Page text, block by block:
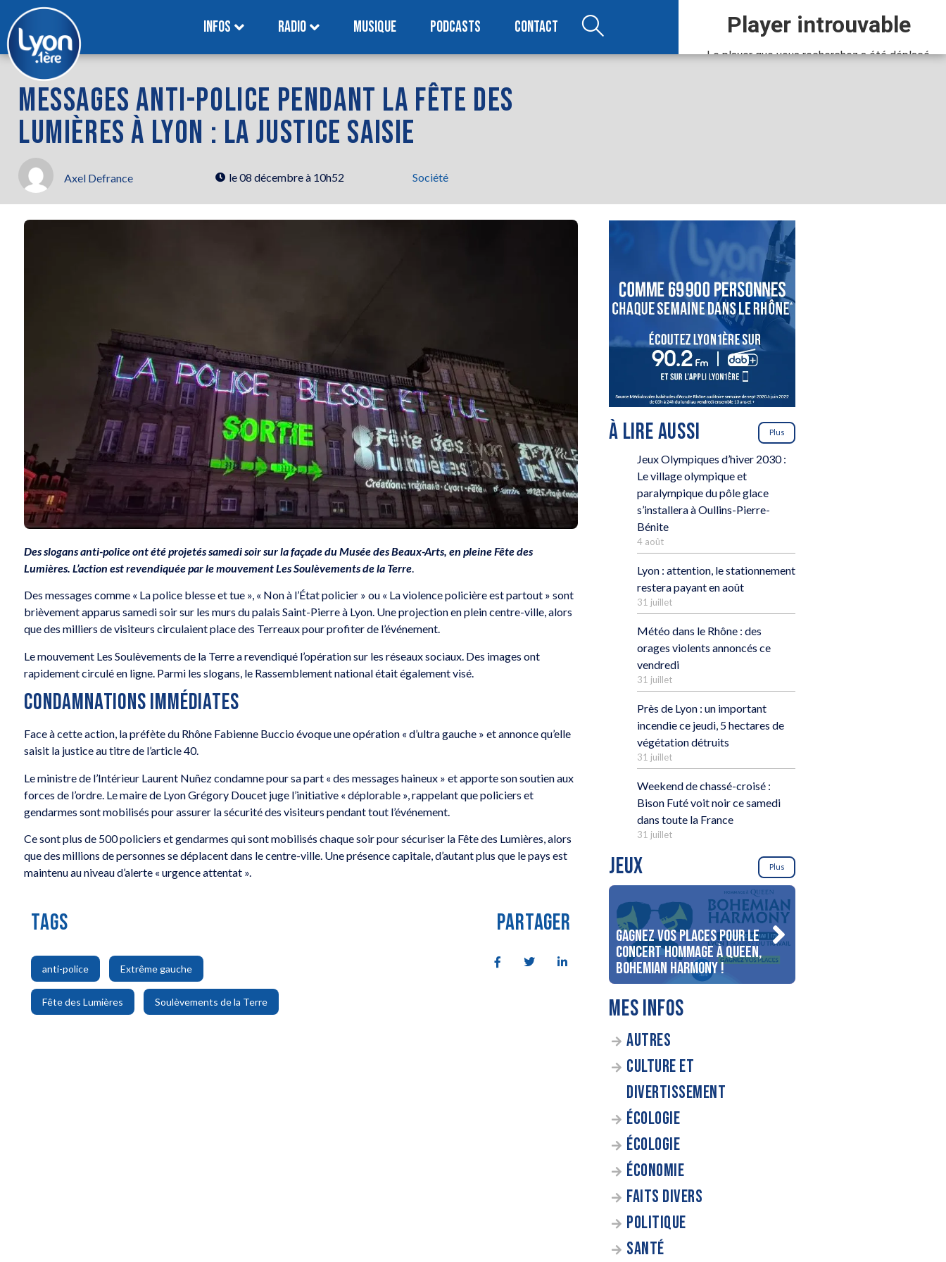
INFOS RADIO MUSIQUE PODCASTS CONTACT
MESSAGES ANTI-POLICE PENDANT LA FÊTE DES
LUMIÈRES À LYON : LA JUSTICE SAISIE
Axel Defrance le08 décembre à 10h52 Société
Des slogans anti-police ont été projetés samedi soir sur la façade du Musée des Beaux-Arts, en pleine Fête des
Lumières. L’action est revendiquée par le mouvement Les Soulèvements de la Terre.
Des messages comme « La police blesse et tue », « Non à l’État policier » ou « La violence policière est partout » sont
brièvement apparus samedi soir sur les murs du palais Saint-Pierre à Lyon. Une projection en plein centre-ville, alors
que des milliers de visiteurs circulaient place des Terreaux pour profiter de l’événement.
Le mouvement Les Soulèvements de la Terre a revendiqué l’opération sur les réseaux sociaux. Des images ont
rapidement circulé en ligne. Parmi les slogans, le Rassemblement national était également visé.
CONDAMNATIONS IMMÉDIATES
Face à cette action, la préfète du Rhône Fabienne Buccio évoque une opération « d’ultra gauche » et annonce qu’elle
saisit la justice au titre de l’article 40.
Le ministre de l’Intérieur Laurent Nuñez condamne pour sa part « des messages haineux » et apporte son soutien aux
forces de l’ordre. Le maire de Lyon Grégory Doucet juge l’initiative « déplorable », rappelant que policiers et
gendarmes sont mobilisés pour assurer la sécurité des visiteurs pendant tout l’événement.
Ce sont plus de 500 policiers et gendarmes qui sont mobilisés chaque soir pour sécuriser la Fête des Lumières, alors
que des millions de personnes se déplacent dans le centre-ville. Une présence capitale, d’autant plus que le pays est
maintenu au niveau d’alerte « urgence attentat ».
TAGS
anti-police
,
Extrême gauche
Fête des Lumières
,
Soulèvements de la Terre
PARTAGER
À LIRE AUSSI Plus
Jeux Olympiques d’hiver 2030 :
Le village olympique et
paralympique du pôle glace
s’installera à Oullins-Pierre-
Bénite
4 août
Lyon : attention, le stationnement
restera payant en août
31 juillet
Météo dans le Rhône : des
orages violents annoncés ce
vendredi
31 juillet
Près de Lyon : un important
incendie ce jeudi, 5 hectares de
végétation détruits
31 juillet
Weekend de chassé-croisé :
Bison Futé voit noir ce samedi
dans toute la France
31 juillet
JEUX Plus
Gagnez vos places pour le
concert Hommage à Queen,
Bohemian Harmony !
MES INFOS
AUTRES
CULTURE ET
DIVERTISSEMENT
ÉCOLOGIE
ÉCOLOGIE
ÉCONOMIE
FAITS DIVERS
POLITIQUE
SANTÉ